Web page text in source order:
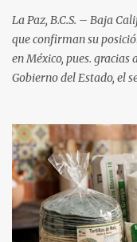
La Paz, B.C.S. – Baja
que confirman su
en México, pues.
Gobierno del Estado, el
una derrama económica
este periodo vacacional
que supera el 70% . Sin
norte del estado.
impresionante 89% de
creciente en el turismo